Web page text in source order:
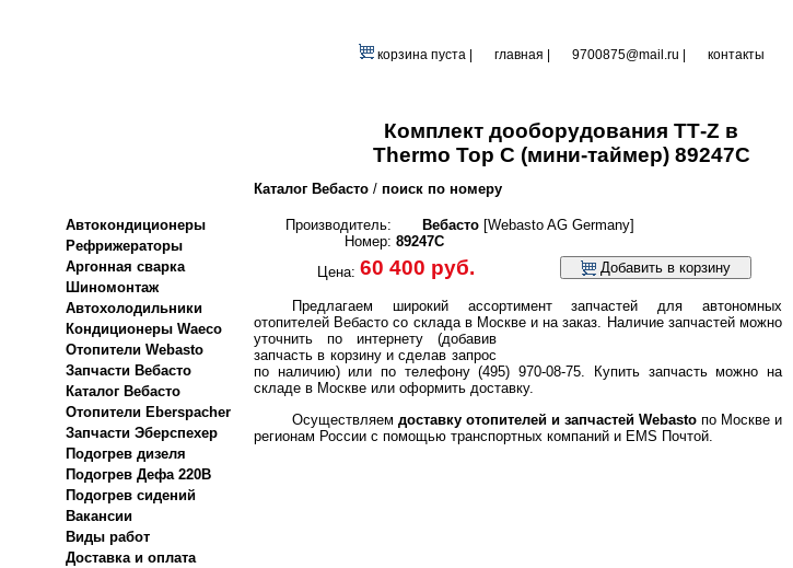
корзина пуста | главная 9700875@mail.ru | контакты
Комплект дооборудования ТТ-Z в
Thermo Top C (мини-таймер) 89247C
Автокондиционеры
Рефрижераторы
Аргонная сварка
Шиномонтаж
Автохолодильники
Кондиционеры Waeco
Отопители Webasto
Запчасти Вебасто
Каталог Вебасто
Отопители Eberspacher
Запчасти Эберспехер
Подогрев дизеля
Подогрев Дефа 220В
Подогрев сидений
Вакансии
Виды работ
Доставка и оплата
Каталог Вебасто / поиск по номеру
Производитель:
Номер:
Вебасто [Webasto AG Germany]
89247C
Цена: 60 400 руб. Добавить в корзину
Предлагаем широкий ассортимент запчастей для автономных
отопителей Вебасто со склада в Москве и на заказ. Наличие запчастей можно
уточнить по интернету (добавив
запчасть в корзину и сделав запрос
по наличию) или по телефону (495) 970-08-75. Купить запчасть можно на
складе в Москве или оформить доставку.
Осуществляем доставку отопителей и запчастей Webasto по Москве и
регионам России с помощью транспортных компаний и EMS Почтой.